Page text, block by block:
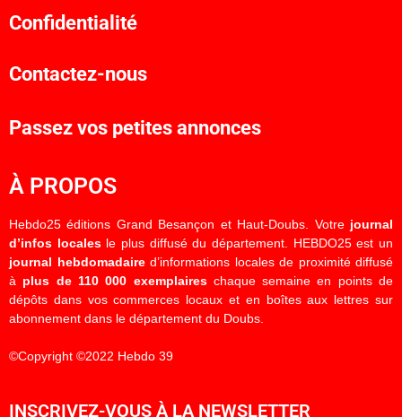
Confidentialité
Contactez-nous
Passez vos petites annonces
À PROPOS
Hebdo25 éditions Grand Besançon et Haut-Doubs. Votre journal
d’infos localesle plus diffusé du département. HEBDO25 est un
journal hebdomadaired’informations locales de proximité diffusé
à plus de 110 000 exemplaireschaque semaine en points de
dépôts dans vos commerces locaux et en boîtes aux lettres sur
abonnement dans le département du Doubs.
©Copyright ©2022 Hebdo 39
INSCRIVEZ-VOUS À LA NEWSLETTER